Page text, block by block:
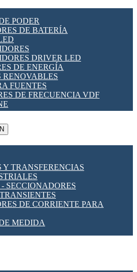
DE CABLE
IOT
WIFI
CELULAR
REDES
PODER
DE BATERÍA
DRIVER LED
DE ENERGÍA
RENOVABLES
FUENTES
DE FRECUENCIA VDF
Y TRANSFERENCIAS
SECCIONADORES
DE CORRIENTE PARA
MEDIDA